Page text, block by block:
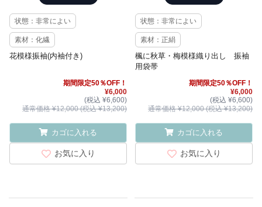
状態：非常によい
素材：化繊
花模様振袖(内袖付き)
期間限定50％OFF！
¥6,000
(税込 ¥6,600)
通常価格 ¥12,000 (税込 ¥13,200)
カゴに入れる
お気に入り
状態：非常によい
素材：正絹
楓に秋草・梅模様織り出し 振袖
用袋帯
期間限定50％OFF！
¥6,000
(税込 ¥6,600)
通常価格 ¥12,000 (税込 ¥13,200)
カゴに入れる
お気に入り